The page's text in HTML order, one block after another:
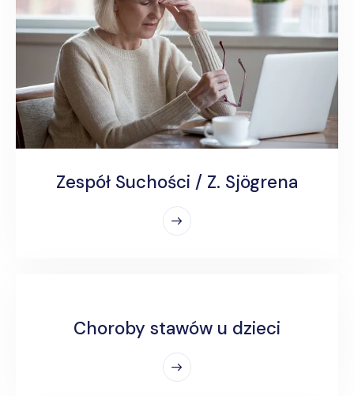
Zespół Suchości / Z. Sjögrena
Choroby stawów u dzieci